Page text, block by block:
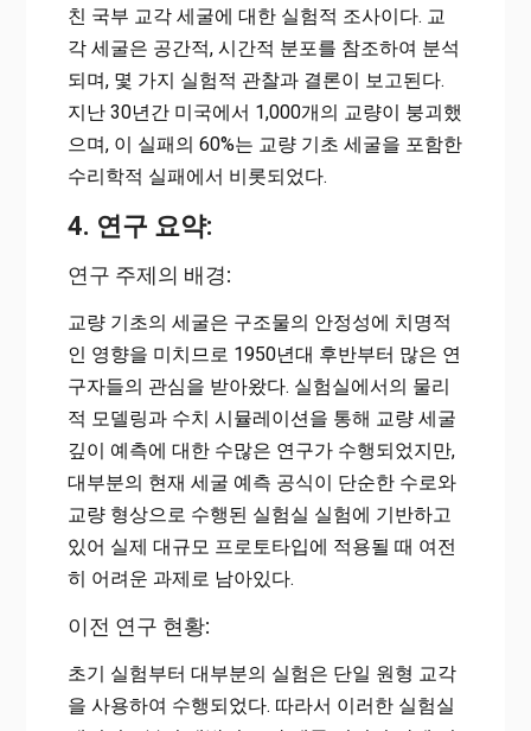
친 국부 교각 세굴에 대한 실험적 조사이다. 교
각 세굴은 공간적, 시간적 분포를 참조하여 분석
되며, 몇 가지 실험적 관찰과 결론이 보고된다.
지난 30년간 미국에서 1,000개의 교량이 붕괴했
으며, 이 실패의 60%는 교량 기초 세굴을 포함한
수리학적 실패에서 비롯되었다.
4. 연구 요약:
연구 주제의 배경:
교량 기초의 세굴은 구조물의 안정성에 치명적
인 영향을 미치므로 1950년대 후반부터 많은 연
구자들의 관심을 받아왔다. 실험실에서의 물리
적 모델링과 수치 시뮬레이션을 통해 교량 세굴
깊이 예측에 대한 수많은 연구가 수행되었지만,
대부분의 현재 세굴 예측 공식이 단순한 수로와
교량 형상으로 수행된 실험실 실험에 기반하고
있어 실제 대규모 프로토타입에 적용될 때 여전
히 어려운 과제로 남아있다.
이전 연구 현황:
초기 실험부터 대부분의 실험은 단일 원형 교각
을 사용하여 수행되었다. 따라서 이러한 실험실